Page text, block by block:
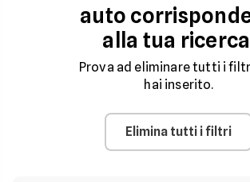
auto
alla tua
Prova ad eliminare tutti i
hai inserito.
Elimina tutti i filtri